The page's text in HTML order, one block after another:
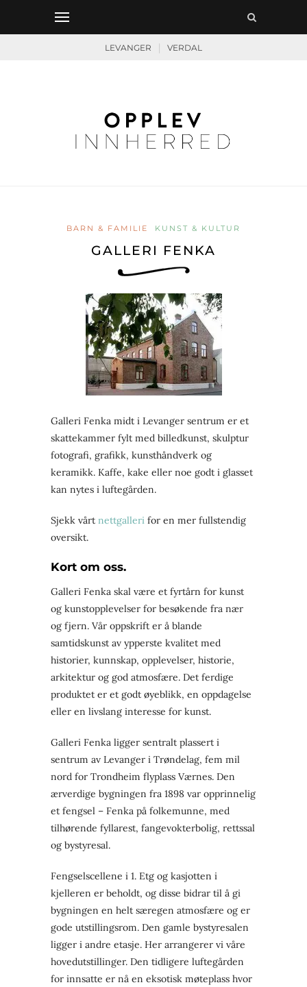
LEVANGER | VERDAL
BARN & FAMILIE KUNST & KULTUR
GALLERI FENKA
Galleri Fenka midt i Levanger sentrum er et
skattekammer fylt med billedkunst, skulptur
fotografi, grafikk, kunsthåndverk og
keramikk. Kaffe, kake eller noe godt i glasset
kan nytes i luftegården.
Sjekk vårt nettgalleri for en mer fullstendig
oversikt.
Kort om oss.
Galleri Fenka skal være et fyrtårn for kunst
og kunstopplevelser for besøkende fra nær
og fjern. Vår oppskrift er å blande
samtidskunst av ypperste kvalitet med
historier, kunnskap, opplevelser, historie,
arkitektur og god atmosfære. Det ferdige
produktet er et godt øyeblikk, en oppdagelse
eller en livslang interesse for kunst.
Galleri Fenka ligger sentralt plassert i
sentrum av Levanger i Trøndelag, fem mil
nord for Trondheim flyplass Værnes. Den
ærverdige bygningen fra 1898 var opprinnelig
et fengsel – Fenka på folkemunne, med
tilhørende fyllarest, fangevokterbolig, rettssal
og bystyresal.
Fengselscellene i 1. Etg og kasjotten i
kjelleren er beholdt, og disse bidrar til å gi
bygningen en helt særegen atmosfære og er
gode utstillingsrom. Den gamle bystyresalen
ligger i andre etasje. Her arrangerer vi våre
hovedutstillinger. Den tidligere luftegården
for innsatte er nå en eksotisk møteplass hvor